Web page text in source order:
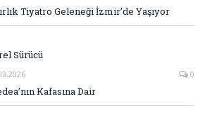
Tiyatro Geleneği İzmir’de Yaşıyor
Sürücü
0
Kafasına Dair